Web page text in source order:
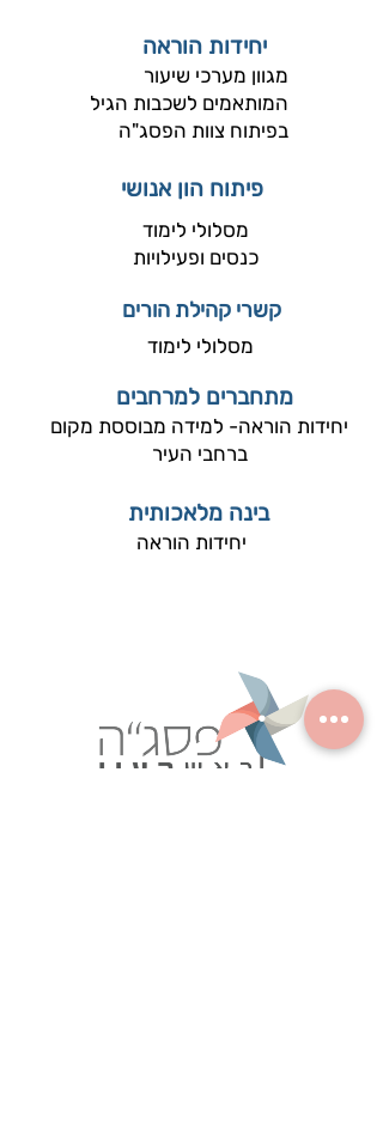
יחידות הוראה
מגוון מערכי שיעור
המותאמים לשכבות הגיל
בפיתוח צוות הפסג"ה
פיתוח הון אנושי
מסלולי לימוד
כנסים ופעילויות
קשרי קהילת הורים
מסלולי לימוד
מתחברים למרחבים
יחידות הוראה- למידה מבוססת מקום
ברחבי העיר
בינה מלאכותית
יחידות הוראה